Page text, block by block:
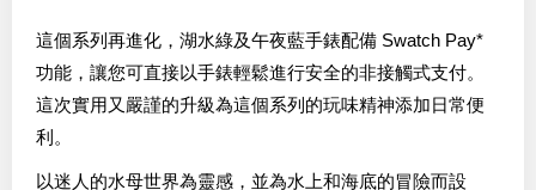
這個系列再進化，湖水綠及午夜藍手錶配備 Swatch Pay*
功能，讓您可直接以手錶輕鬆進行安全的非接觸式支付。
這次實用又嚴謹的升級為這個系列的玩味精神添加日常便
利。
以迷人的水母世界為靈感，並為水上和海底的冒險而設